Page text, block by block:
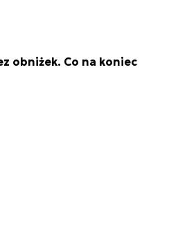
obniżek. Co na koniec